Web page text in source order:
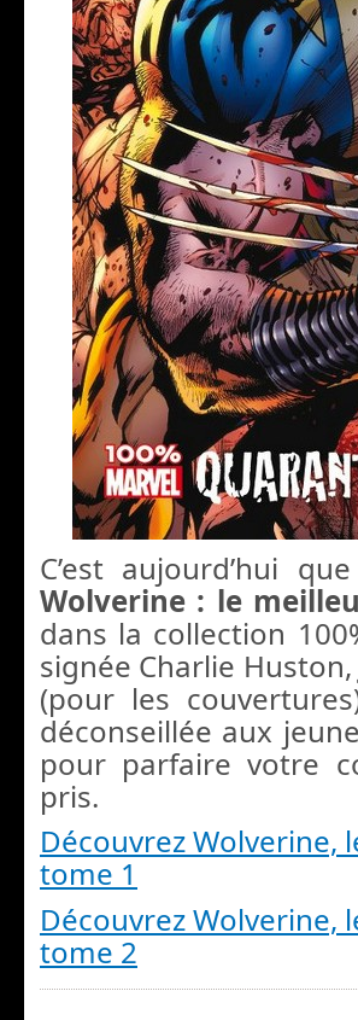
C’est aujourd’hui
Wolverine : le
dans la collection
signée Charlie Huston,
(pour les
déconseillée aux
pour parfaire votre
pris.
Découvrez Wolverine,
tome 1
Découvrez Wolverine,
tome 2